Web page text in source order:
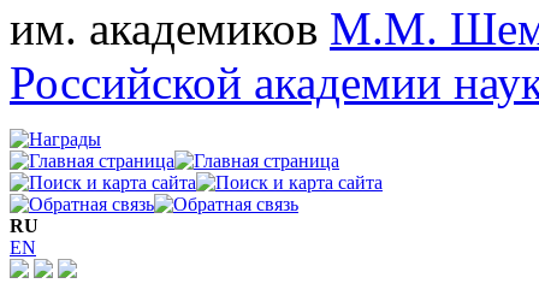
им. академиков М.М.
Российской академии
RU
EN